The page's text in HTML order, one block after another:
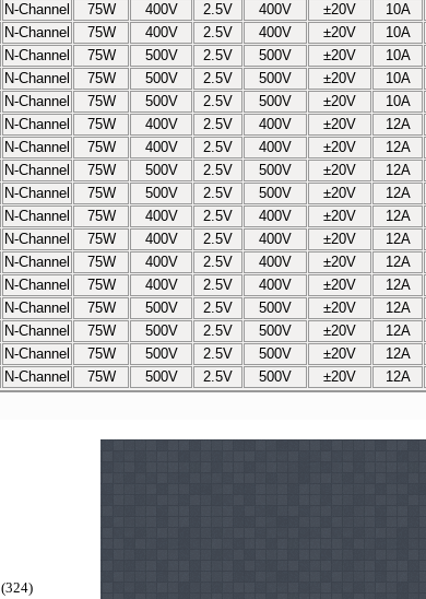
N-Channel 75W 400V 2.5V 400V ±20V 10A
N-Channel 75W 400V 2.5V 400V ±20V 10A
N-Channel 75W 500V 2.5V 500V ±20V 10A
N-Channel 75W 500V 2.5V 500V ±20V 10A
N-Channel 75W 500V 2.5V 500V ±20V 10A
N-Channel 75W 400V 2.5V 400V ±20V 12A
N-Channel 75W 400V 2.5V 400V ±20V 12A
N-Channel 75W 500V 2.5V 500V ±20V 12A
N-Channel 75W 500V 2.5V 500V ±20V 12A
N-Channel 75W 400V 2.5V 400V ±20V 12A
N-Channel 75W 400V 2.5V 400V ±20V 12A
N-Channel 75W 400V 2.5V 400V ±20V 12A
N-Channel 75W 400V 2.5V 400V ±20V 12A
N-Channel 75W 500V 2.5V 500V ±20V 12A
N-Channel 75W 500V 2.5V 500V ±20V 12A
N-Channel 75W 500V 2.5V 500V ±20V 12A
N-Channel 75W 500V 2.5V 500V ±20V 12A
(324)